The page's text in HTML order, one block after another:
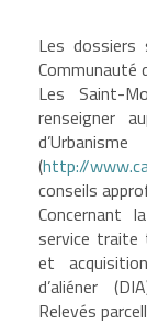
Les
Communauté
Les Saint-
renseigner
(http://
conseils
Concernant
service traite
et
d’aliéner
Relevés